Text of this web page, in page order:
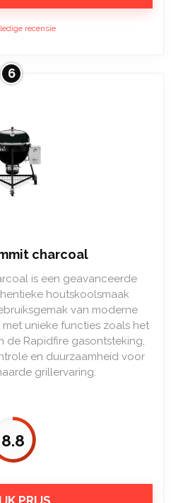
recensie
6
charcoal
is een geavanceerde
houtskoolsmaak
van moderne
unieke functies zoals het
de Rapidfire gasontsteking,
en duurzaamheid voor
grillervaring.
8.8
PRIJS